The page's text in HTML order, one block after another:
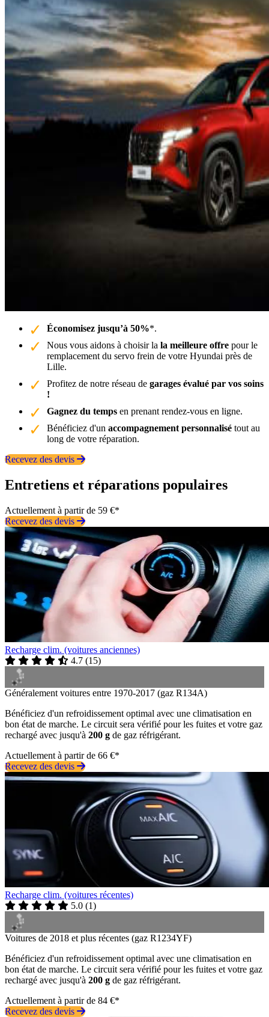
Économisez jusqu’à 50%*.
Nous vous aidons à choisir la la meilleure offre pour le
remplacement du servo frein de votre Hyundai près de
Lille.
Profitez de notre réseau de garages évalué par vos soins
!
Gagnez du temps en prenant rendez-vous en ligne.
Bénéficiez d'un accompagnement personnalisé tout au
long de votre réparation.
Recevez des devis
Entretiens et réparations populaires
Actuellement à partir de 59 €*
Recevez des devis
Recharge clim. (voitures anciennes)
4.7 (15)
Généralement voitures entre 1970-2017 (gaz R134A)
Bénéficiez d'un refroidissement optimal avec une climatisation en
bon état de marche. Le circuit sera vérifié pour les fuites et votre gaz
rechargé avec jusqu'à 200 g de gaz réfrigérant.
Actuellement à partir de 66 €*
Recevez des devis
Recharge clim. (voitures récentes)
5.0 (1)
Voitures de 2018 et plus récentes (gaz R1234YF)
Bénéficiez d'un refroidissement optimal avec une climatisation en
bon état de marche. Le circuit sera vérifié pour les fuites et votre gaz
rechargé avec jusqu'à 200 g de gaz réfrigérant.
Actuellement à partir de 84 €*
Recevez des devis